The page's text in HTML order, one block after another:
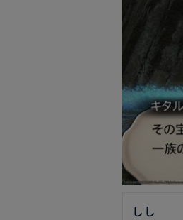
しし